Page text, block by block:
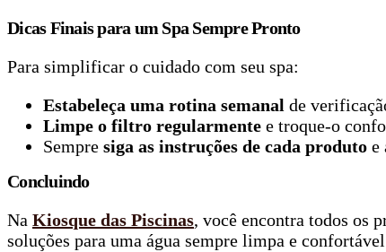
Dicas Finais para um Spa Sempre Pronto
Para simplificar o cuidado com seu spa:
Estabeleça uma rotina semanal de
Limpe o filtro regularmente e troque-o
Sempre siga as instruções de cada produto e
Concluindo
Na Kiosque das Piscinas, você encontra todos os
soluções para uma água sempre limpa e